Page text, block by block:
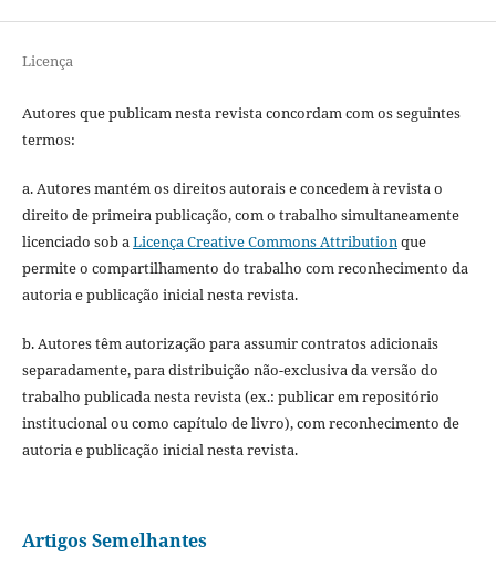
Licença
Autores que publicam nesta revista concordam com os seguintes
termos:
a. Autores mantém os direitos autorais e concedem à revista o
direito de primeira publicação, com o trabalho simultaneamente
licenciado sob aLicença Creative Commons Attributionque
permite o compartilhamento do trabalho com reconhecimento da
autoria e publicação inicial nesta revista.
b. Autores têm autorização para assumir contratos adicionais
separadamente, para distribuição não-exclusiva da versão do
trabalho publicada nesta revista (ex.: publicar em repositório
institucional ou como capítulo de livro), com reconhecimento de
autoria e publicação inicial nesta revista.
Artigos Semelhantes